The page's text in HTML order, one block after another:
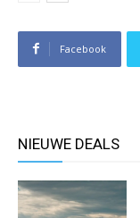
Facebook
NIEUWE DEALS